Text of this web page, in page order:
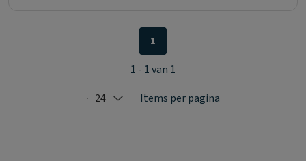
Selected: 24
24 Items per pagina
1
1 - 1 van 1